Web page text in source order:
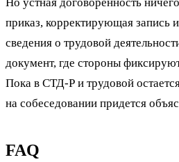
приказ, корректирующая запись
сведения о трудовой
документ, где стороны
Пока в СТД-Р и трудовой
на собеседовании придется
FAQ